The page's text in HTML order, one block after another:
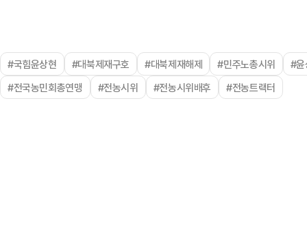
#국힘윤상현 #대북제재구호 #대북제재해제 #민주노총시위
#윤
#전국농민회총연맹
#전농시위 #전농시위배후 #전농트랙터